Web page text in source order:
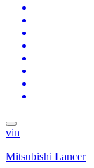
vin
Mitsubishi Lancer